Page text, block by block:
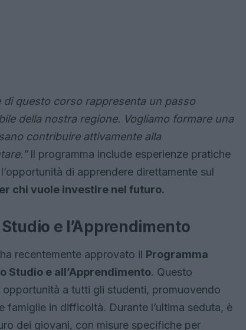
di questo corso rappresenta un passo
della nostra regione. Vogliamo formare una
contribuire attivamente alla
Il programma include esperienze pratiche
di apprendere direttamente sul
chi vuole investire nel futuro.
e l’Apprendimento
recentemente approvato il Programma
Studio e all’Apprendimento. Questo
a tutti gli studenti, promuovendo
famiglie in difficoltà. Durante l’ultima seduta, è
dei giovani, con misure specifiche per